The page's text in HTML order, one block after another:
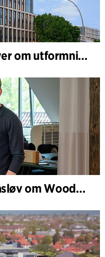
Interview: Julian Weyer om utformningen av B-One
Q&A: Thue Borgen Hasløv om WoodHub